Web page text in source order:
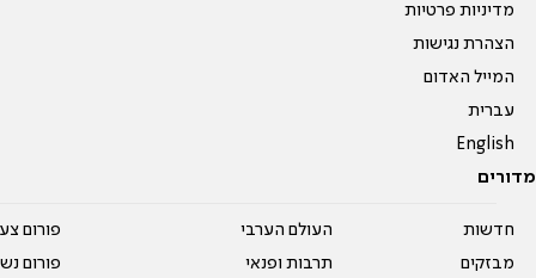
מדיניות פרטיות
הצהרת נגישות
המייל האדום
עברית
English
מדורים
חדשות
מבזקים
העולם הערבי
תרבות ופנאי
פורום
פורום